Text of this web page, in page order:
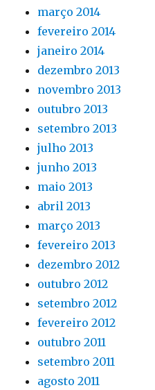
março 2014
fevereiro 2014
janeiro 2014
dezembro 2013
novembro 2013
outubro 2013
setembro 2013
julho 2013
junho 2013
maio 2013
abril 2013
março 2013
fevereiro 2013
dezembro 2012
outubro 2012
setembro 2012
fevereiro 2012
outubro 2011
setembro 2011
agosto 2011